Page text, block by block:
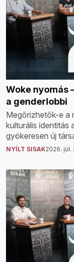
Woke nyomás
a genderlobbi
Megőrizhetők-e a
kulturális identitás
gyökeresen új
NYÍLT SISAK2026. júl.